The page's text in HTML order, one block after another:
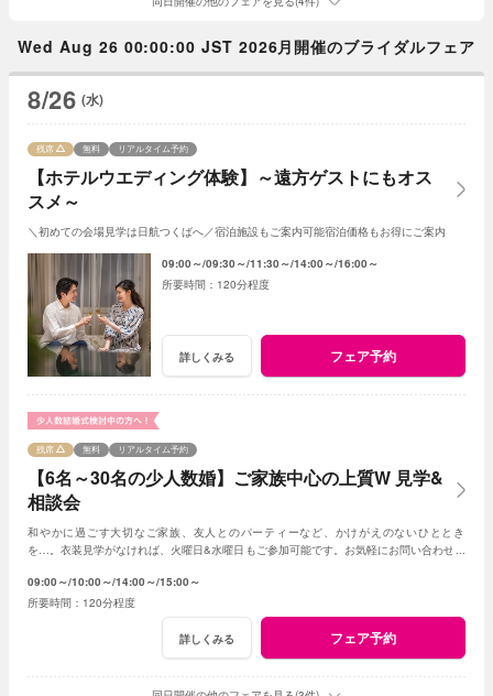
Wed Aug 26 00:00:00 JST 2026月開催のブライダルフェア
8/26 (水)
【ホテルウエディング体験】～遠方ゲストにもオス
スメ～
残席 無料 リアルタイム予約
＼初めての会場見学は日航つくばへ／宿泊施設もご案内可能宿泊価格もお得にご案内
09:00～ 09:30～ 11:30～ 14:00～ 16:00～
120分程度
詳しくみる フェア予約
【6名～30名の少人数婚】ご家族中心の上質W 見学&
相談会
残席 無料 リアルタイム予約
和やかに過ごす大切なご家族、友人とのパーティーなど、かけがえのないひととき
を…。衣装見学がなければ、火曜日&水曜日もご参加可能です。お気軽にお問い合わせく
09:00～ 10:00～ 14:00～ 15:00～
120分程度
詳しくみる フェア予約